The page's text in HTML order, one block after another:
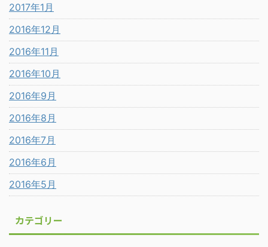
2017年1月
2016年12月
2016年11月
2016年10月
2016年9月
2016年8月
2016年7月
2016年6月
2016年5月
カテゴリー